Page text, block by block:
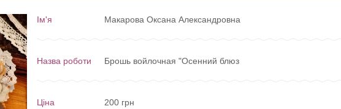
Ім'я Макарова Оксана Александровна
Назва роботи Брошь войлочная "Осенний блюз
Ціна 200 грн